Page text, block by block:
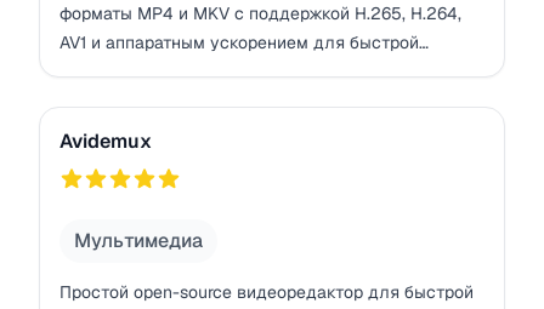
форматы MP4 и MKV с поддержкой H.265, H.264,
AV1 и аппаратным ускорением для быстрой
обработки.
Avidemux
Avidemux
Мультимедиа
Простой open-source видеоредактор для быстрой